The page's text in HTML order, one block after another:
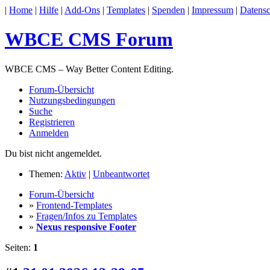
| Home | Hilfe | Add-Ons | Templates | Spenden | Impressum |
WBCE CMS Forum
WBCE CMS – Way Better Content Editing.
Forum-Übersicht
Nutzungsbedingungen
Suche
Registrieren
Anmelden
Du bist nicht angemeldet.
Themen: Aktiv | Unbeantwortet
Forum-Übersicht
» Frontend-Templates
» Fragen/Infos zu Templates
» Nexus responsive Footer
Seiten: 1